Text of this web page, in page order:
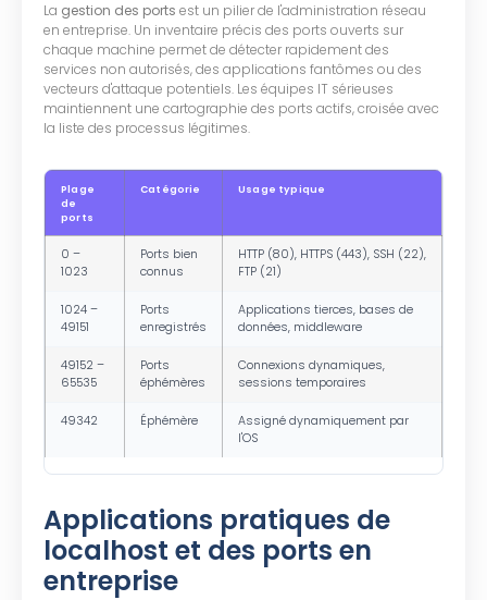
La gestion des ports est un pilier de l'administration réseau
en entreprise. Un inventaire précis des ports ouverts sur
chaque machine permet de détecter rapidement des
services non autorisés, des applications fantômes ou des
vecteurs d'attaque potentiels. Les équipes IT sérieuses
maintiennent une cartographie des ports actifs, croisée avec
la liste des processus légitimes.
Plage
de
ports
Catégorie Usage typique
0 –
1023
Ports bien
connus
HTTP (80), HTTPS (443), SSH (22),
FTP (21)
1024 –
49151
Ports
enregistrés
Applications tierces, bases de
données, middleware
49152 –
65535
Ports
éphémères
Connexions dynamiques,
sessions temporaires
49342 Éphémère
Assigné dynamiquement par
l'OS
Applications pratiques de
localhost et des ports en
entreprise